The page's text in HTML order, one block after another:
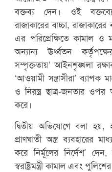
বক্তব্য দেন। ওই
রাজাকারের বাচ্চা,
এর পরিপ্রেক্ষিতে কামাল ও
অন্যান্য ঊর্ধ্বতন
সম্পৃক্ততায়’ আইনশৃঙ্খলা
‘আওয়ামী সন্ত্রাসীরা’ ব্যাপক
ও নিরস্ত্র ছাত্র-জনতার
করে।
দ্বিতীয় অভিযোগে বলা হয়,
প্রাণঘাতী অস্ত্র ব্যবহারের
করে নির্মূলের নির্দেশ’
স্বরাষ্ট্রমন্ত্রী কামাল এবং